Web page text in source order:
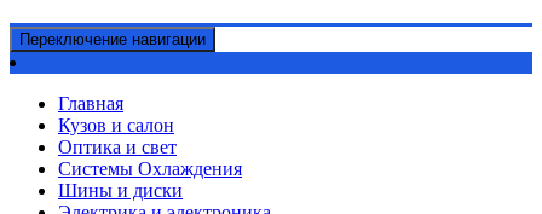
Переключение навигации
Главная
Кузов и салон
Оптика и свет
Системы Охлаждения
Шины и диски